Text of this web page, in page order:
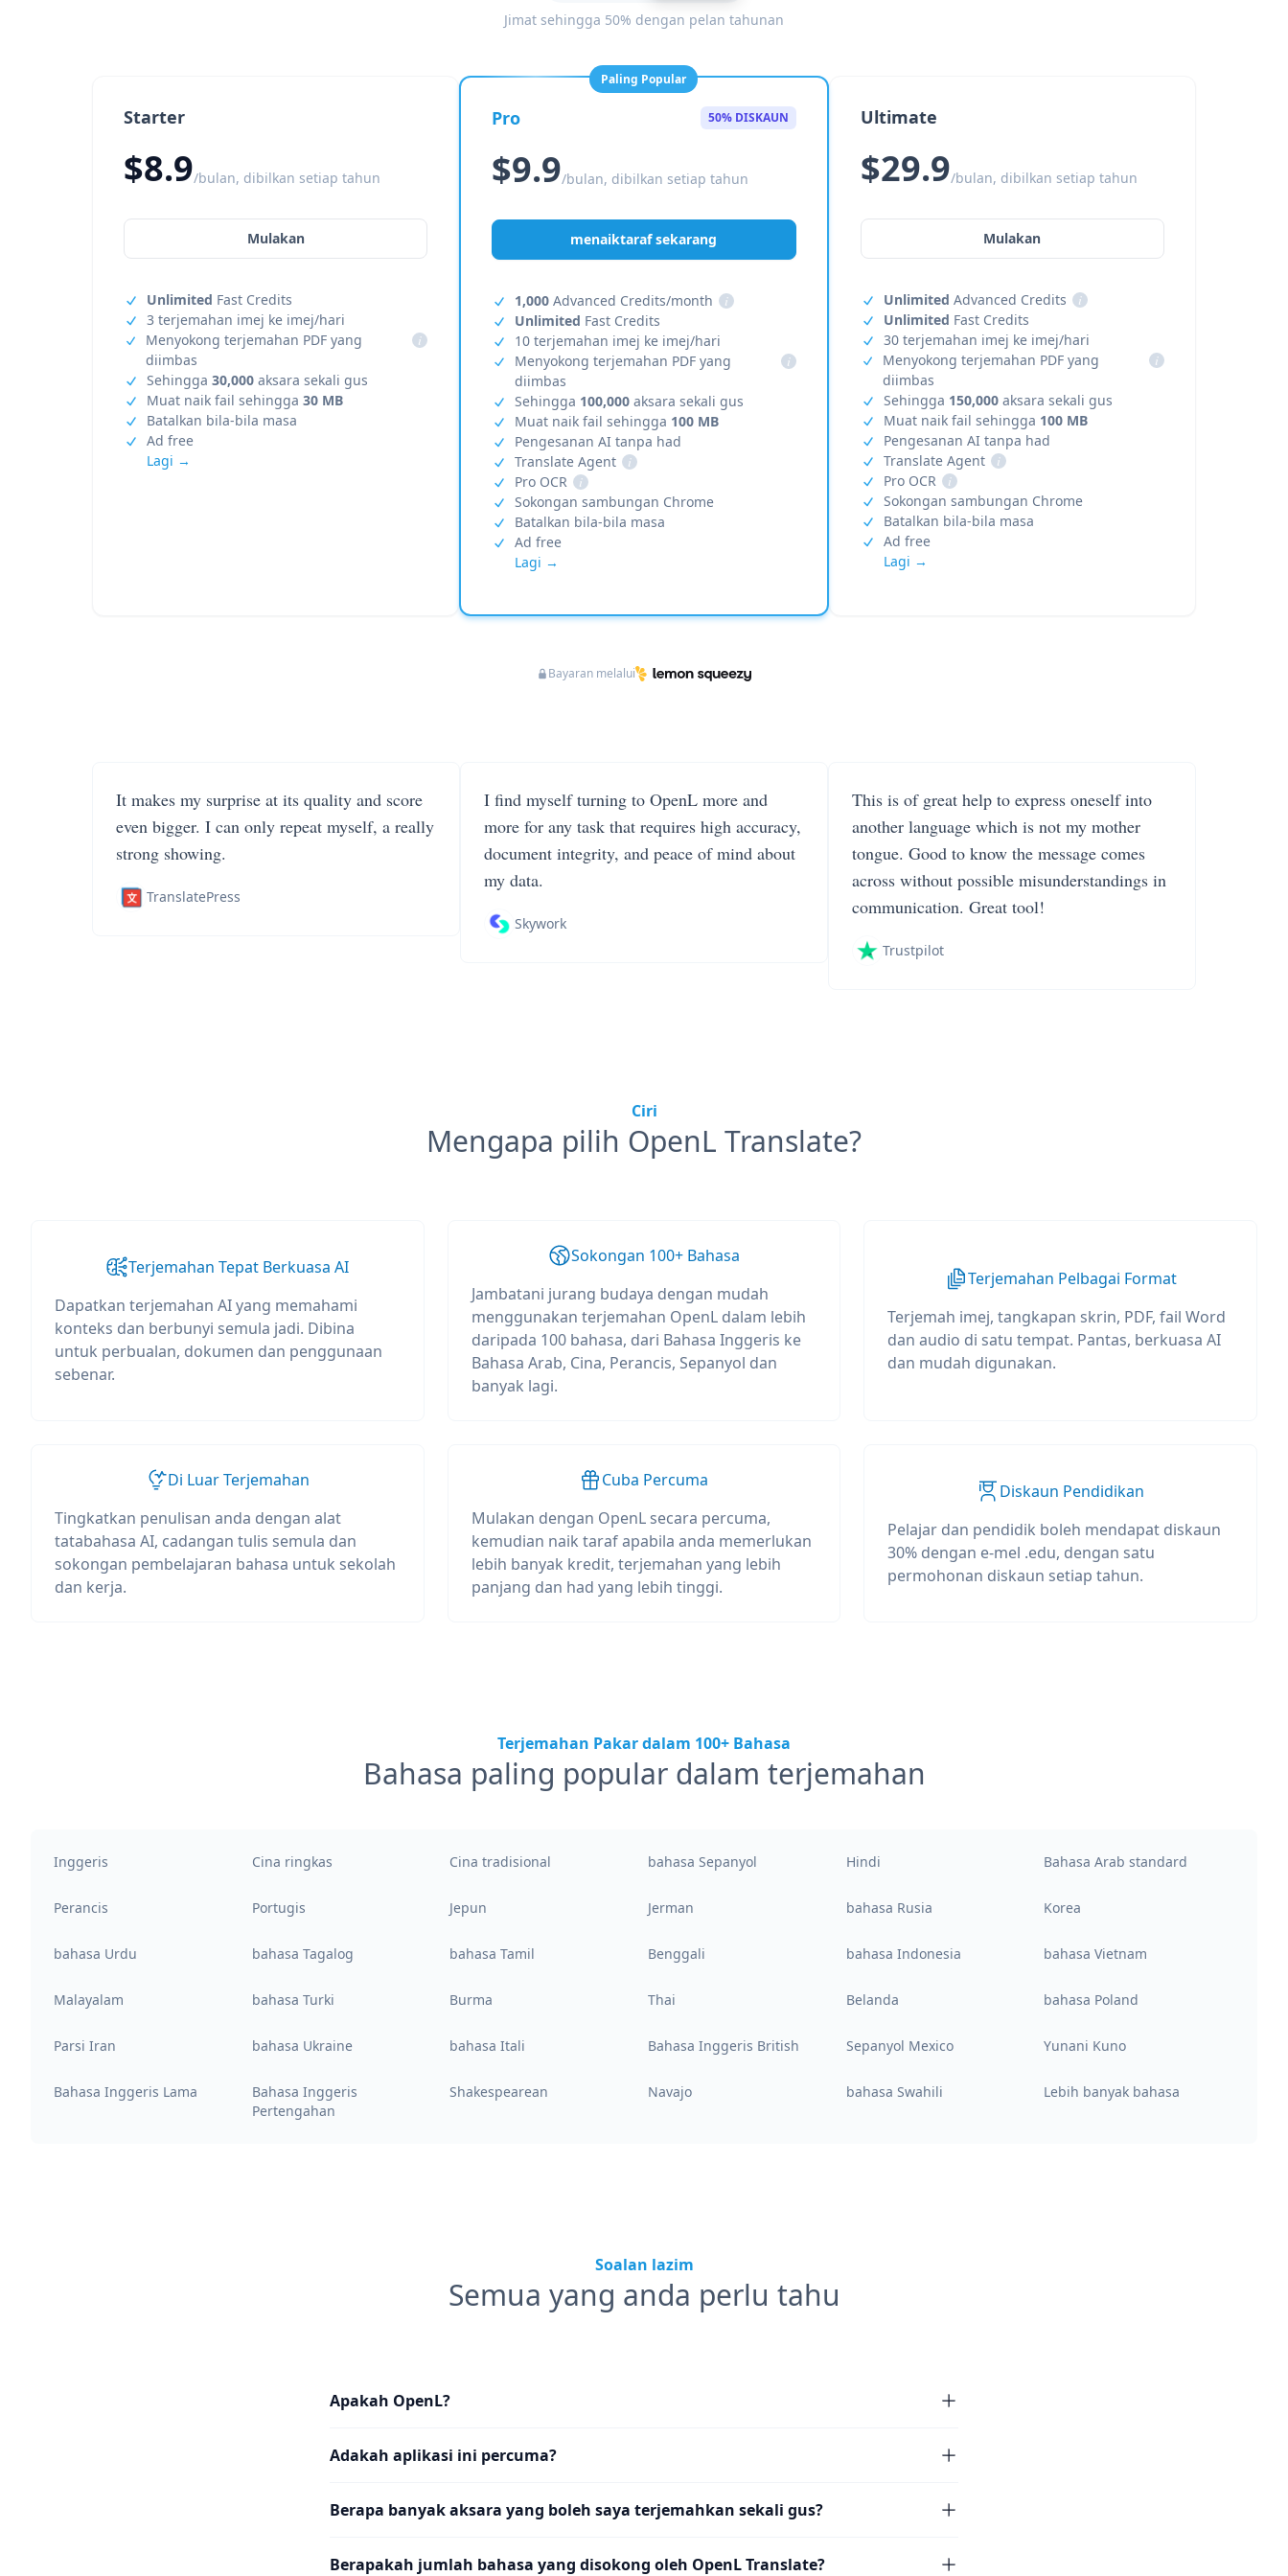
Jimat sehingga 50% dengan pelan tahunan
Starter
$8.9/bulan, dibilkan setiap tahun
Mulakan
Unlimited Fast Credits
3 terjemahan imej ke imej/hari
Menyokong terjemahan PDF yang
diimbas
i
Sehingga 30,000 aksara sekali gus
Muat naik fail sehingga 30 MB
Batalkan bila-bila masa
Ad free
Lagi →
Paling Popular
Pro 50% DISKAUN
$9.9/bulan, dibilkan setiap tahun
menaiktaraf sekarang
1,000 Advanced Credits/month
i
Unlimited Fast Credits
10 terjemahan imej ke imej/hari
Menyokong terjemahan PDF yang
diimbas
i
Sehingga 100,000 aksara sekali gus
Muat naik fail sehingga 100 MB
Pengesanan AI tanpa had
Translate Agent
i
Pro OCR
i
Sokongan sambungan Chrome
Batalkan bila-bila masa
Ad free
Lagi →
Ultimate
$29.9/bulan, dibilkan setiap tahun
Mulakan
Unlimited Advanced Credits
i
Unlimited Fast Credits
30 terjemahan imej ke imej/hari
Menyokong terjemahan PDF yang
diimbas
i
Sehingga 150,000aksara sekali gus
Muat naik fail sehingga 100 MB
Pengesanan AI tanpa had
Translate Agent
i
Pro OCR
i
Sokongan sambungan Chrome
Batalkan bila-bila masa
Ad free
Lagi →
Bayaran melalui
It makes my surprise at its quality and score
even bigger. I can only repeat myself, a really
strong showing.
TranslatePress
I find myself turning to OpenL more and
more for any task that requires high accuracy,
document integrity, and peace of mind about
my data.
Skywork
This is of great help to express oneself into
another language which is not my mother
tongue. Good to know the message comes
across without possible misunderstandings in
communication. Great tool!
Trustpilot
Ciri
Mengapa pilih OpenL Translate?
Terjemahan Tepat Berkuasa AI
Dapatkan terjemahan AI yang memahami
konteks dan berbunyi semula jadi. Dibina
untuk perbualan, dokumen dan penggunaan
sebenar.
Sokongan 100+ Bahasa
Jambatani jurang budaya dengan mudah
menggunakan terjemahan OpenL dalam lebih
daripada 100 bahasa, dari Bahasa Inggeris ke
Bahasa Arab, Cina, Perancis, Sepanyol dan
banyak lagi.
Terjemahan Pelbagai Format
Terjemah imej, tangkapan skrin, PDF, fail Word
dan audio di satu tempat. Pantas, berkuasa AI
dan mudah digunakan.
Di Luar Terjemahan
Tingkatkan penulisan anda dengan alat
tatabahasa AI, cadangan tulis semula dan
sokongan pembelajaran bahasa untuk sekolah
dan kerja.
Cuba Percuma
Mulakan dengan OpenL secara percuma,
kemudian naik taraf apabila anda memerlukan
lebih banyak kredit, terjemahan yang lebih
panjang dan had yang lebih tinggi.
Diskaun Pendidikan
Pelajar dan pendidik boleh mendapat diskaun
30% dengan e-mel .edu, dengan satu
permohonan diskaun setiap tahun.
Terjemahan Pakar dalam 100+ Bahasa
Bahasa paling popular dalam terjemahan
Inggeris Cina ringkas Cina tradisional bahasa Sepanyol Hindi Bahasa Arab standard
Perancis Portugis Jepun Jerman bahasa Rusia Korea
bahasa Urdu bahasa Tagalog bahasa Tamil Benggali bahasa Indonesia bahasa Vietnam
Malayalam bahasa Turki Burma Thai Belanda bahasa Poland
Parsi Iran bahasa Ukraine bahasa Itali Bahasa Inggeris British Sepanyol Mexico Yunani Kuno
Bahasa Inggeris Lama
Bahasa Inggeris
Pertengahan
Shakespearean Navajo bahasa Swahili Lebih banyak bahasa
Soalan lazim
Semua yang anda perlu tahu
Apakah OpenL?
Adakah aplikasi ini percuma?
Berapa banyak aksara yang boleh saya terjemahkan sekali gus?
Berapakah jumlah bahasa yang disokong oleh OpenL Translate?